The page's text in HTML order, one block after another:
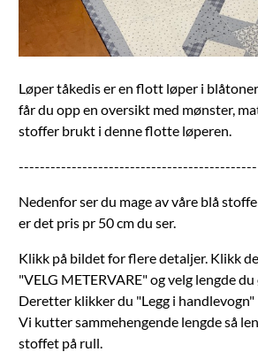
Løper tåkedis er en flott løper i
får du opp en oversikt med mønster,
stoffer brukt i denne flotte løperen.
---------------------------------------------
Nedenfor ser du mage av våre blå
er det pris pr 50 cm du ser.
Klikk på bildet for flere detaljer. Klikk
"VELG METERVARE" og velg lengde
Deretter klikker du "Legg i handlevogn"
Vi kutter sammehengende lengde så
stoffet på rull.